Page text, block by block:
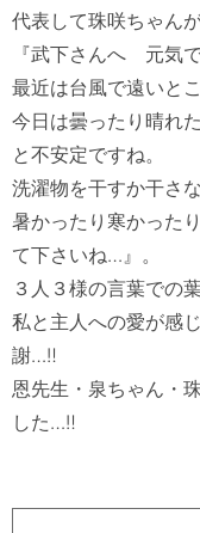
代表して珠咲ちゃん
『武下さんへ　元気
最近は台風で遠いと
今日は曇ったり晴れ
と不安定ですね。
洗濯物を干すか干さ
暑かったり寒かった
て下さいね…』。
３人３様の言葉での
私と主人への愛が感
謝…‼
恩先生・泉ちゃん・
した…‼